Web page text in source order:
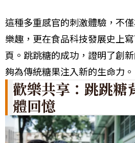
這種多重感官的刺激體驗，不
樂趣，更在食品科技發展史上
頁。跳跳糖的成功，證明了創
夠為傳統糖果注入新的生命力。
歡樂共享：跳跳糖
體回憶